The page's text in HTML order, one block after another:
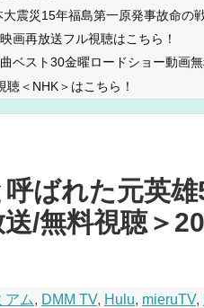
震災15年福島第一原発事故命の
画再放送フル視聴はこちら！
ベスト30金曜ロードショー動画
＜NHK＞はこちら！
呼ばれた元英
/無料視聴＞
アム, DMM TV, Hulu, mieruTV,